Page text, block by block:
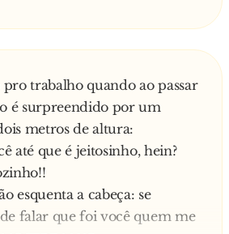
se e sai andando, mas o
sem se virar:
é essa?
lado?
20 anos... Isto era um
trabalho quando ao passar
é surpreendido por um
metros de altura:
até que é jeitosinho, hein?
esquenta a cabeça: se
falar que foi você quem me